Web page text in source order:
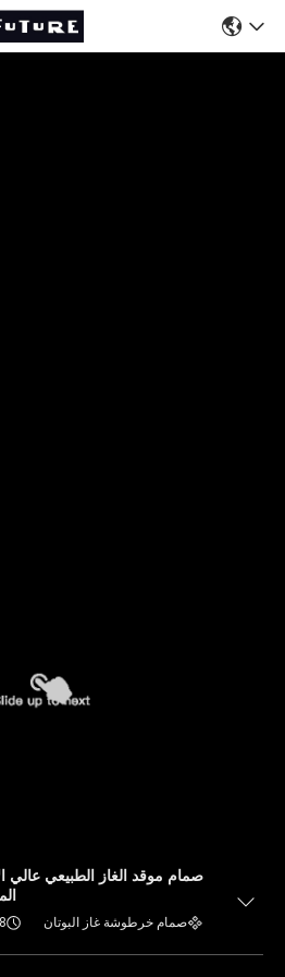
صمام موقد الغاز الطبيعي عالي
صمام خرطوشة غاز البوتان